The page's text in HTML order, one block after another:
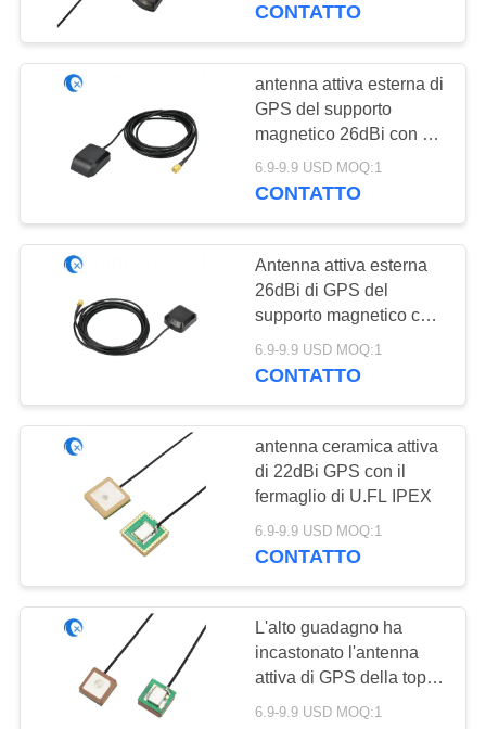
CONTATTO
antenna attiva esterna di
GPS del supporto
magnetico 26dBi con 5
metri di cavo di RG174
6.9-9.9 USD MOQ:1
CONTATTO
Antenna attiva esterna
26dBi di GPS del
supporto magnetico con
cavo RG174
6.9-9.9 USD MOQ:1
CONTATTO
antenna ceramica attiva
di 22dBi GPS con il
fermaglio di U.FL IPEX
6.9-9.9 USD MOQ:1
CONTATTO
L'alto guadagno ha
incastonato l'antenna
attiva di GPS della toppa
di navigazione
6.9-9.9 USD MOQ:1